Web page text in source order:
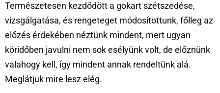
Természetesen kezdődött a gokart szétszedése,
vizsgálgatása, és rengeteget módosítottunk, főlleg az
előzés érdekében néztünk mindent, mert ugyan
köridőben javulni nem sok esélyünk volt, de előznünk
valahogy kell, így mindent annak rendeltünk alá.
Meglátjuk mire lesz elég.